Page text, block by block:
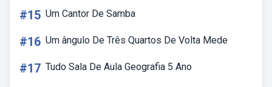
#15 Um Cantor De Samba
#16 Um ângulo De Três Quartos De Volta Mede
#17 Tudo Sala De Aula Geografia 5 Ano